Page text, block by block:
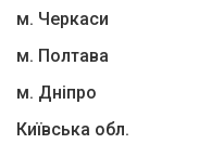
м. Черкаси
м. Полтава
м. Дніпро
Київська обл.